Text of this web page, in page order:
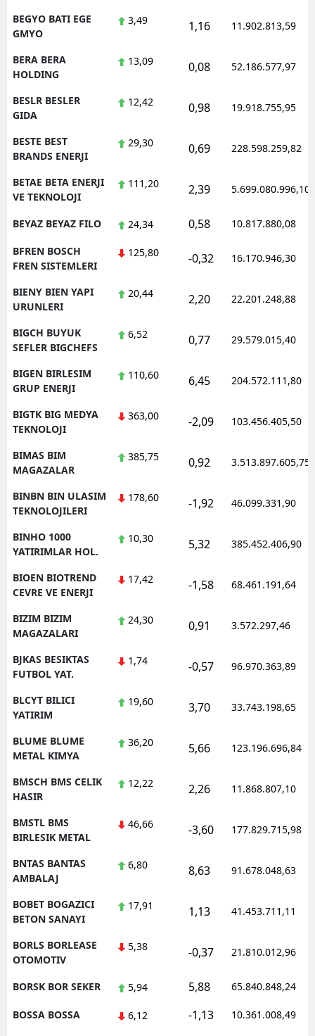
BEGYO BATI EGE
GMYO
3,49 1,16 11.902.813,59
BERA BERA
HOLDING
13,09 0,08 52.186.577,97
BESLR BESLER
GIDA
12,42 0,98 19.918.755,95
BESTE BEST
BRANDS ENERJI
29,30 0,69 228.598.259,82
BETAE BETA ENERJI
VE TEKNOLOJI
111,20 2,39 5.699.080.996,10
BEYAZ BEYAZ FILO 24,34 0,58 10.817.880,08
BFREN BOSCH
FREN SISTEMLERI
125,80 -0,32 16.170.946,30
BIENY BIEN YAPI
URUNLERI
20,44 2,20 22.201.248,88
BIGCH BUYUK
SEFLER BIGCHEFS
6,52 0,77 29.579.015,40
BIGEN BIRLESIM
GRUP ENERJI
110,60 6,45 204.572.111,80
BIGTK BIG MEDYA
TEKNOLOJI
363,00 -2,09 103.456.405,50
BIMAS BIM
MAGAZALAR
385,75 0,92 3.513.897.605,75
BINBN BIN ULASIM
TEKNOLOJILERI
178,60 -1,92 46.099.331,90
BINHO 1000
YATIRIMLAR HOL.
10,30 5,32 385.452.406,90
BIOEN BIOTREND
CEVRE VE ENERJI
17,42 -1,58 68.461.191,64
BIZIM BIZIM
MAGAZALARI
24,30 0,91 3.572.297,46
BJKAS BESIKTAS
FUTBOL YAT.
1,74 -0,57 96.970.363,89
BLCYT BILICI
YATIRIM
19,60 3,70 33.743.198,65
BLUME BLUME
METAL KIMYA
36,20 5,66 123.196.696,84
BMSCH BMS CELIK
HASIR
12,22 2,26 11.868.807,10
BMSTL BMS
BIRLESIK METAL
46,66 -3,60 177.829.715,98
BNTAS BANTAS
AMBALAJ
6,80 8,63 91.678.048,63
BOBET BOGAZICI
BETON SANAYI
17,91 1,13 41.453.711,11
BORLS BORLEASE
OTOMOTIV
5,38 -0,37 21.810.012,96
BORSK BOR SEKER 5,94 5,88 65.840.848,24
BOSSA BOSSA 6,12 -1,13 10.361.008,49